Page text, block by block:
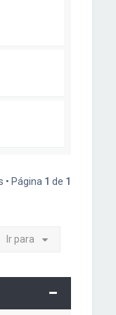
• Página 1 de 1
Ir para